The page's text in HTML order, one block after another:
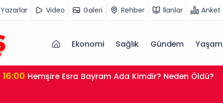
Yazarlar Video Galeri Rehber İlanlar Anket
Ekonomi Sağlık Gündem Yaşam
16:00 Hemşire Esra Bayram Ada Kimdir? Neden Öldü?